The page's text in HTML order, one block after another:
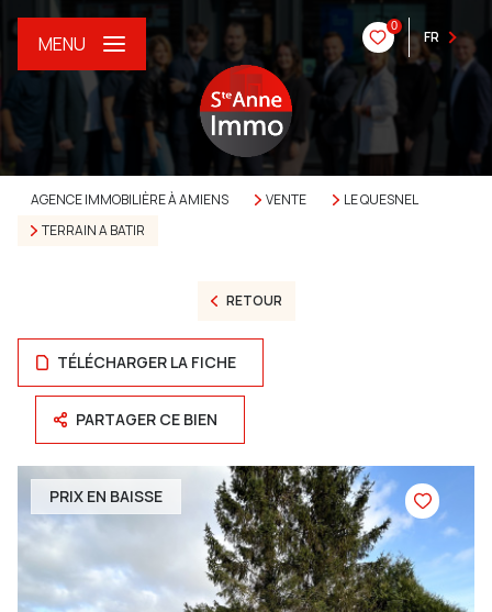
0
FR
MENU
AGENCE IMMOBILIÈRE À AMIENS VENTE
LE QUESNEL
TERRAIN A BATIR
RETOUR
TÉLÉCHARGER LA FICHE
PARTAGER CE BIEN
PRIX EN BAISSE